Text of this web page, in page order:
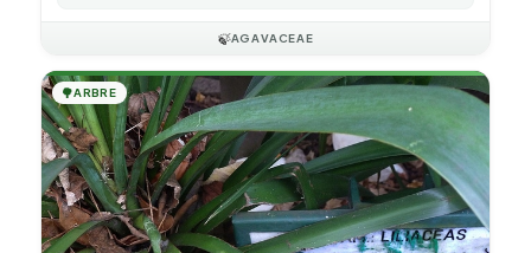
🍃AGAVACEAE
🌳ARBRE